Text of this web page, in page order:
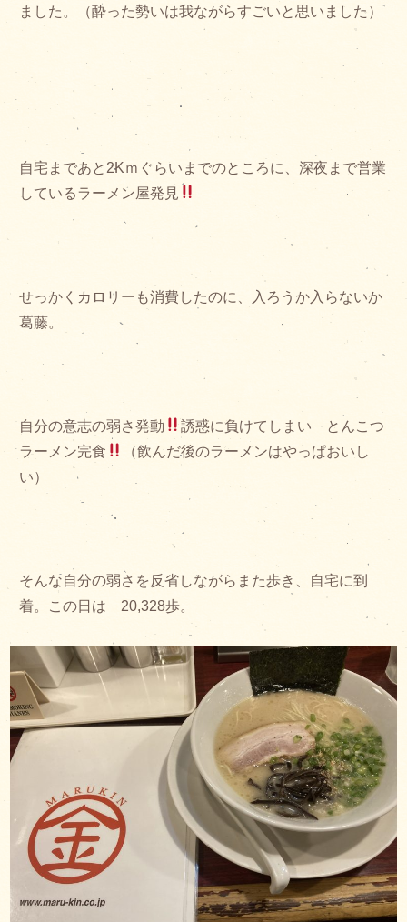
ました。（酔った勢いは我ながらすごいと思いました）
自宅まであと2Kｍぐらいまでのところに、深夜まで営業
しているラーメン屋発見
せっかくカロリーも消費したのに、入ろうか入らないか
葛藤。
自分の意志の弱さ発動
誘惑に負けてしまい とんこつ
ラーメン完食
（飲んだ後のラーメンはやっぱおいし
い）
そんな自分の弱さを反省しながらまた歩き、自宅に到
着。この日は 20,328歩。